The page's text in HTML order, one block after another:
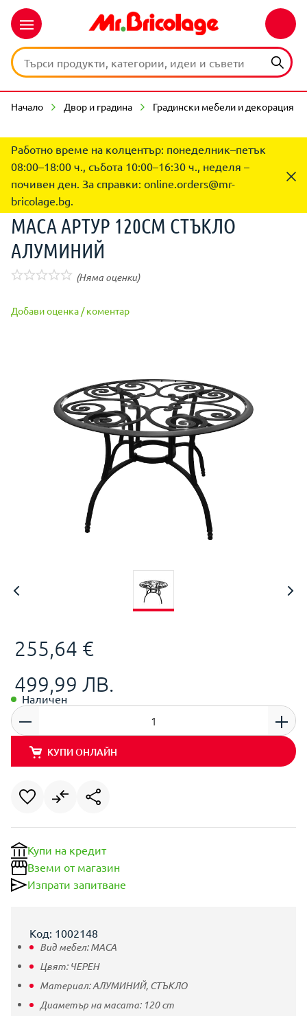
Начало Двор и градина Градински мебели и декорация
Работно време на колцентър: понеделник–петък
08:00–18:00 ч., събота 10:00–16:30 ч., неделя –
почивен ден. За справки: online.orders@mr-
bricolage.bg.
МАСА АРТУР 120СМ СТЪКЛО
АЛУМИНИЙ
(Няма оценки)
Добави оценка / коментар
255,64 €
499,99 ЛВ.
Наличен
КУПИ ОНЛАЙН
Купи на кредит
Вземи от магазин
Изпрати запитване
Код: 1002148
Вид мебел:МАСА
Цвят: ЧЕРЕН
Материал:АЛУМИНИЙ, СТЪКЛО
Диаметър на масата: 120cm